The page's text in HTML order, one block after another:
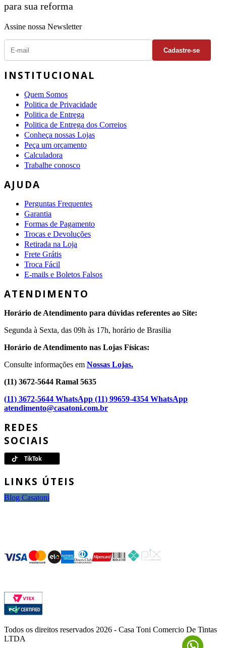
para sua reforma
Assine nossa Newsletter
INSTITUCIONAL
Quem Somos
Politica de Privacidade
Politica de Entrega
Politica de Entrega dos Correios
Conheça nossas Lojas
Peça um orçamento
Calculadora
Trabalhe conosco
AJUDA
Perguntas Frequentes
Garantia
Formas de Pagamento
Trocas e Devoluções
Retirada na Loja
Frete Grátis
Troca Fácil
E-mails e Boletos Falsos
ATENDIMENTO
Horário de Atendimento para dúvidas referentes ao Site:
Segunda à Sexta, das 09h às 17h, horário de Brasilia
Horário de Atendimento nas Lojas Físicas:
Consulte informações em Nossas Lojas.
(11) 3672-5644 Ramal 5635
(11) 3672-5644 WhatsApp (11) 99659-4354 WhatsApp
atendimento@casatoni.com.br
REDES
SOCIAIS
LINKS ÚTEIS
Blog Casatoni
Todos os direitos reservados 2026 - Casa Toni Comercio De Tintas
LTDA